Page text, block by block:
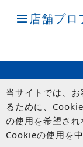
店舗プロ
当サイトでは、
るために、
の使用を希望さ
Cookieの使用を